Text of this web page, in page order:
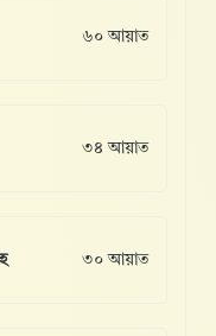
৬০ আয়াত
৩৪ আয়াত
৩০ আয়াত